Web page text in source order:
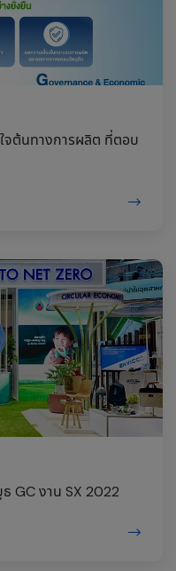
จต้นทางการผลิต ที่ตอบ
GC งาน SX 2022